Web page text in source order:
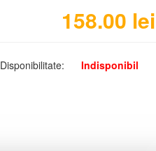
158.00 lei
Disponibilitate: Indisponibil